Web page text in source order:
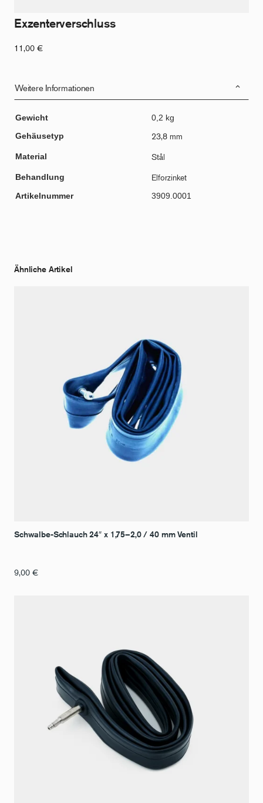
Exzenterverschluss
11,00 €
Weitere Informationen
Gewicht
0,2 kg
Gehäusetyp
23,8 mm
Material Stål
Behandlung Elforzinket
Artikelnummer 3909.0001
Ähnliche Artikel
Schwalbe-Schlauch 24″ x 1,75–2,0 / 40 mm Ventil
9,00 €